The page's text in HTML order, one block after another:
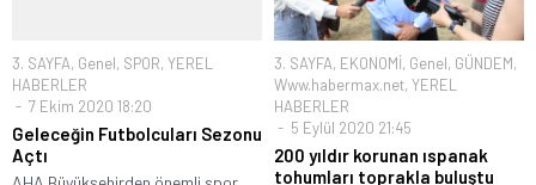
3. SAYFA, Genel, SPOR, YEREL
HABERLER
7 Ekim 2020 18:20
Geleceğin Futbolcuları Sezonu
Açtı
3. SAYFA, EKONOMİ, Genel, GÜNDEM,
Www.habermax.net, YEREL
HABERLER
5 Eylül 2020 21:45
200 yıldır korunan ıspanak
tohumları toprakla buluştu